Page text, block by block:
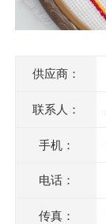
供应商：
联系人：
手机：
电话：
传真：